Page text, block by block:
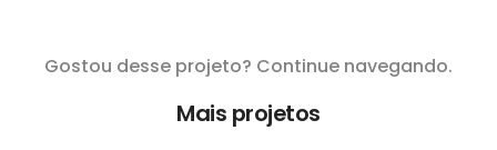
Gostou desse projeto? Continue navegando.
Mais projetos